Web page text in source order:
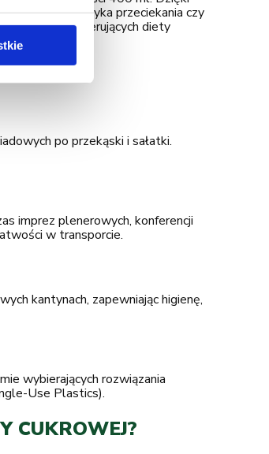
– bez ryzyka przeciekania czy
i firmach oferujących diety
po przekąski i sałatki.
imprez plenerowych, konferencji
w transporcie.
kantynach, zapewniając higienę,
wybierających rozwiązania
Use Plastics).
CUKROWEJ?